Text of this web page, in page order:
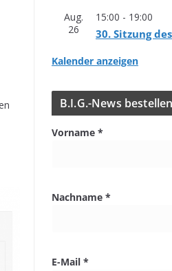
Aug.
26
15:00 - 19:00
30. Sit­zung
Kalender anzeigen
B.I.G.-News
Vorname *
Nachname *
E-Mail *